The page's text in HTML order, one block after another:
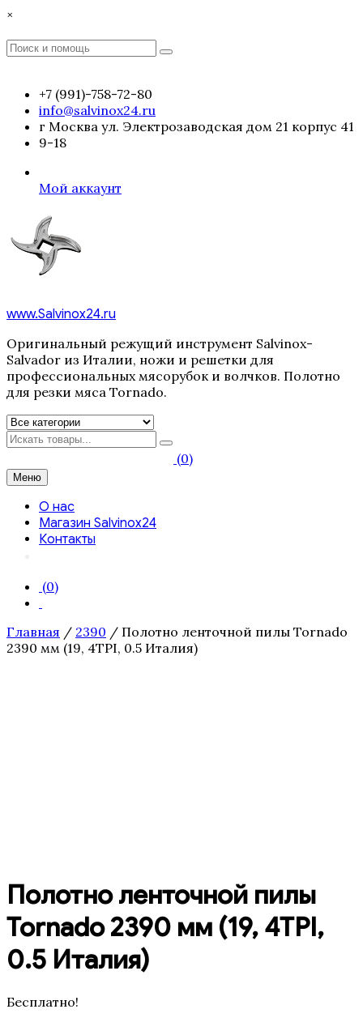
Перейти
содержимому
×
Поиск
Поиск
+7 (991)-758-72-80
info@salvinox24.ru
г Москва ул. Электрозаводская дом 21 корпус 41
9-18
Мой аккаунт
www.Salvinox24.ru
Оригинальный режущий инструмент Salvinox-
Salvador из Италии, ножи и решетки для
профессиональных мясорубок и волчков. Полотно
для резки мяса Tornado.
Искать
(0)
Меню
О нас
Магазин Salvinox24
Контакты
(0)
Главная / 2390 / Полотно ленточной пилы Tornado
2390 мм (19, 4TPI, 0.5 Италия)
Полотно ленточной пилы
Tornado 2390 мм (19, 4TPI,
0.5 Италия)
Бесплатно!